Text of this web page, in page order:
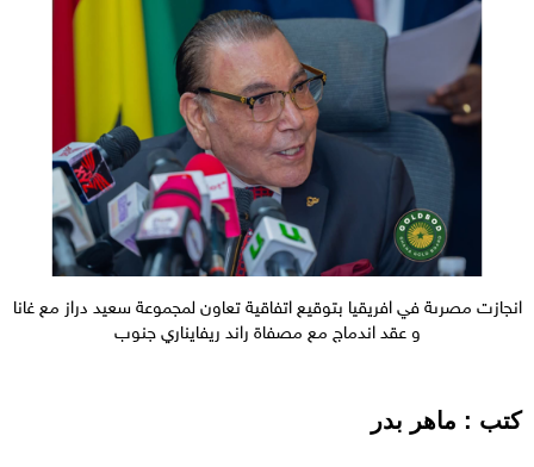
انجازت مصرىة في افريقيا بتوقيع اتفاقية تعاون لمجموعة سعيد دراز مع غانا
و عقد اندماج مع مصفاة راند ريفايناري جنوب
كتب : ماهر بدر